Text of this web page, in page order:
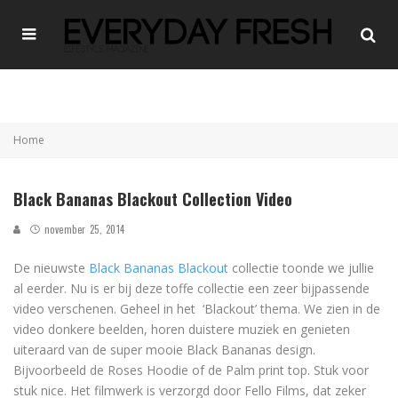
Home
Black Bananas Blackout Collection Video
november 25, 2014
De nieuwste Black Bananas Blackout collectie toonde we jullie
al eerder. Nu is er bij deze toffe collectie een zeer bijpassende
video verschenen. Geheel in het ‘Blackout’ thema. We zien in de
video donkere beelden, horen duistere muziek en genieten
uiteraard van de super mooie Black Bananas design.
Bijvoorbeeld de Roses Hoodie of de Palm print top. Stuk voor
stuk nice. Het filmwerk is verzorgd door Fello Films, dat zeker